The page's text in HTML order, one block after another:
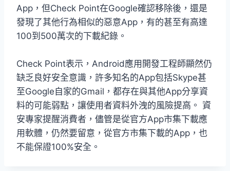
App，但Check Point在Google確認移除後，還是
發現了其他行為相似的惡意App，有的甚至有高達
100到500萬次的下載紀錄。
Check Point表示，Android應用開發工程師顯然仍
缺乏良好安全意識，許多知名的App包括Skype甚
至Google自家的Gmail，都存在與其他App分享資
料的可能弱點，讓使用者資料外洩的風險提高。 資
安專家提醒消費者，儘管是從官方App市集下載應
用軟體，仍然要留意，從官方市集下載的App，也
不能保證100%安全。